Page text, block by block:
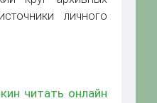
личного
читать онлайн